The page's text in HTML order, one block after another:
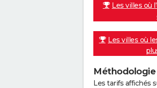
Les villes où
Les villes où
Méthodologie
Les tarifs affichés